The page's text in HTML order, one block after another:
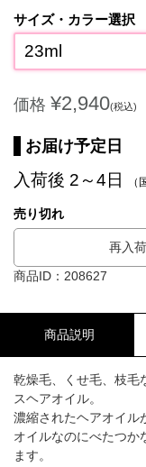
サイズ・カラー選択
23ml
価格 ¥2,940(税込)
お届け予定日
入荷後 2～4日 （
売り切れ
再入
商品ID：208627
商品説明
乾燥毛、くせ毛、枝毛
スヘアオイル。
濃縮されたヘアオイル
オイルなのにべたつか
ます。